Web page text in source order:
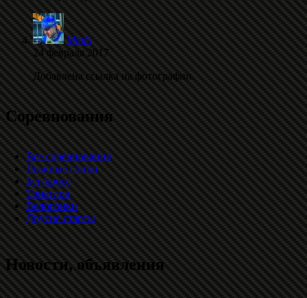
Minfo
24 февраля 2017
Добавлена ссылка на фотографии.
Соревнования
Все соревнования
Лыжные гонки
Бег/кросс
Триатлон
Велогонки
Другие старты
Новости, объявления